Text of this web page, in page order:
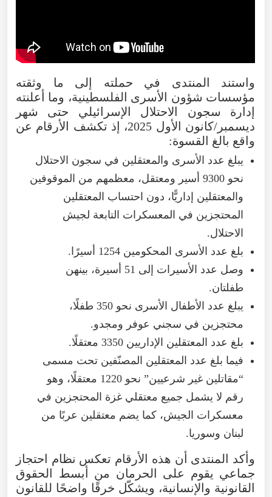
واستند المنتدى في حملته إلى ما وثقته
مؤسسات شؤون الأسرى الفلسطينية، وما أعلنته
إدارة سجون الاحتلال الإسرائيلي حتى شهر
ديسمبر/كانون الأول 2025، إذ تكشف الأرقام عن
واقع بالغ القسوة:
يبلغ عدد الأسرى والمعتقلين في سجون الاحتلال
نحو 9300 أسير ومعتقل، معظمهم من الموقوفين
والمعتقلين إداريًّا، دون احتساب المعتقلين
المحتجزين في المعسكرات التابعة لجيش
الاحتلال.
بلغ عدد الأسرى المحكومين 1254 أسيرًا.
وصل عدد الأسيرات إلى 51 أسيرة، بينهن
طفلتان.
يبلغ عدد الأطفال الأسرى نحو 350 طفلًا،
محتجزين في سجني عوفر ومجدو.
بلغ عدد المعتقلين الإداريين 3350 معتقلًا.
فيما بلغ عدد المعتقلين المصنّفين تحت مسمى
“مقاتلين غير شرعيين” نحو 1220 معتقلًا، وهو
رقم لا يشمل جميع معتقلي غزة المحتجزين في
معسكرات الجيش، كما يضم معتقلين عربًا من
لبنان وسوريا.
وأكد المنتدى أن هذه الأرقام تعكس نظام احتجاز
جماعي يقوم على الحرمان من أبسط الحقوق
القانونية والإنسانية، ويشكّل خرقًا واضحًا للقانون